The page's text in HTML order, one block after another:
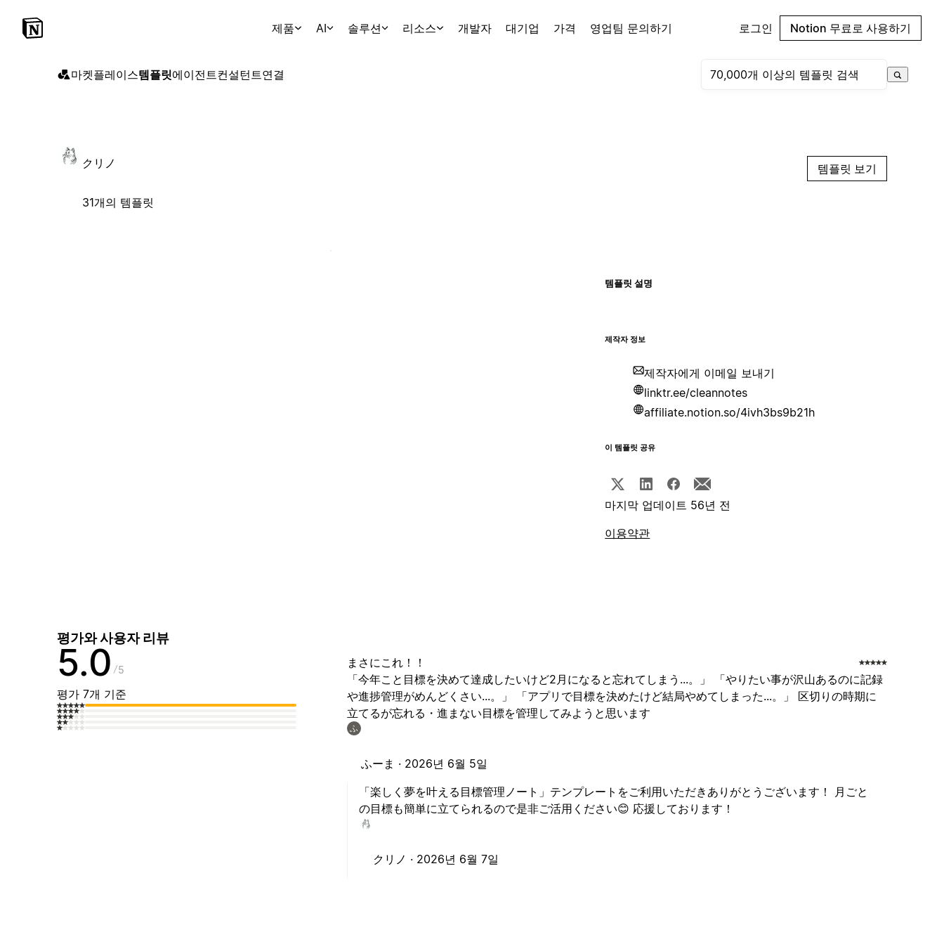
제품 AI 솔루션 리소스 개발자 대기업 가격 영업팀 문의하기 로그인 Notion 무료로 사용하기
마켓플레이스템플릿에이전트컨설턴트연결
クリノ
31개의 템플릿
템플릿 보기
템플릿 설명
제작자 정보
제작자에게 이메일 보내기
linktr.ee/cleannotes
affiliate.notion.so/4ivh3bs9b21h
이 템플릿 공유
마지막 업데이트 56년 전
이용약관
평가와 사용자 리뷰
5.0 5
평가 7개 기준
まさにこれ！！
「今年こと目標を決めて達成したいけど2月になると忘れてしまう...。」 「やりたい事が沢山あるのに記録
や進捗管理がめんどくさい...。」 「アプリで目標を決めたけど結局やめてしまった...。」 区切りの時期に
立てるが忘れる・進まない目標を管理してみようと思います
ふ
ふーま · 2026년 6월 5일
「楽しく夢を叶える目標管理ノート」テンプレートをご利用いただきありがとうございます！ 月ごと
の目標も簡単に立てられるので是非ご活用ください😊 応援しております！
クリノ · 2026년 6월 7일